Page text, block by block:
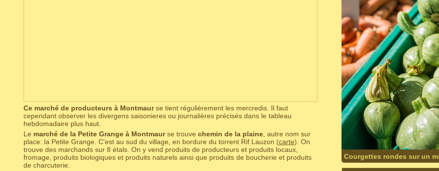
Ce marché de producteurs à Montmaurse tient régulièrement les mercredis. Il faut
cependant observer les divergens saisonieres ou journalières précisés dans le tableau
hebdomadaire plus haut.
Le marché de la Petite Grange à Montmaurse trouve chemin de la plaine, autre nom sur
place: la Petite Grange. C'est au sud du village, en bordure du torrent Rif Lauzon (carte). On
trouve des marchands sur 8 étals. On y vend produits de producteurs et produits locaux,
fromage, produits biologiques et produits naturels ainsi que produits de boucherie et produits
de charcuterie.
Courgettes rondes sur un